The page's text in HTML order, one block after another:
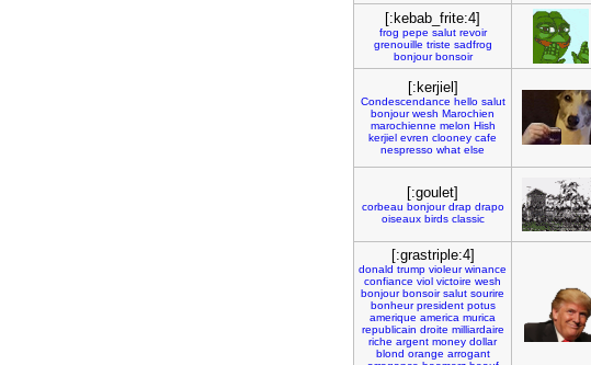
[:kebab_frite:4]
frog pepe salut revoir
grenouille triste sadfrog
bonjour bonsoir
[:kerjiel]
Condescendance hello salut
bonjour wesh Marochien
marochienne melon Hish
kerjiel evren clooney cafe
nespresso what else
[:goulet]
corbeau bonjour drap drapo
oiseaux birds classic
[:grastriple:4]
donald trump violeur winance
confiance viol victoire wesh
bonjour bonsoir salut sourire
bonheur president potus
amerique america murica
republicain droite milliardaire
riche argent money dollar
blond orange arrogant